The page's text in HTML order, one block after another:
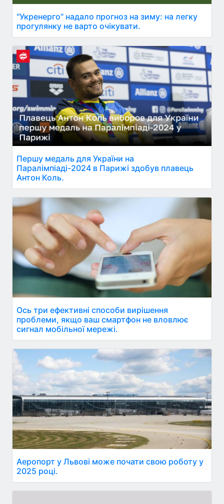
"Укренерго" надало прогноз на зиму: на легку
прогулянку не варто очікувати.
Першу медаль для України на
Паралімпіаді-2024 в Парижі здобув плавець
Антон Коль.
Ось три ефективні способи вирішення
проблеми, якщо ваш смартфон не вловлює
сигнал мобільної мережі.
Аеропорт у Львові може почати свою роботу у
2025 році.